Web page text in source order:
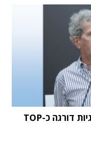
מחקר STKI השנתי: וואן טכנולוגיות דורגה כ-TOP